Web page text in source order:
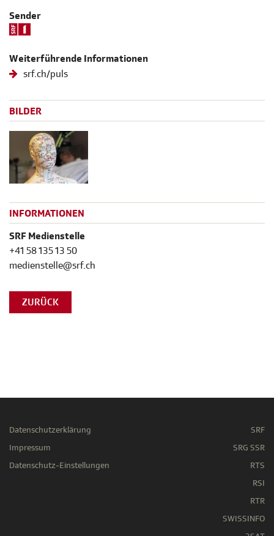
Sender
Weiterführende Informationen
srf.ch/puls
BILDER
INFORMATIONEN
SRF Medienstelle
+41 58 135 13 50
medienstelle@srf.ch
ZURÜCK
Datenschutzerklärung
Impressum
Datenschutz-Einstellungen
SRF
SRG SSR
RTS
RSI
RTR
SWISSINFO